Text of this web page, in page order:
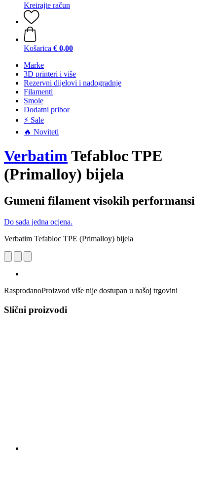
Kreirajte račun
Košarica € 0,00
Marke
3D printeri i više
Rezervni dijelovi i nadogradnje
Filamenti
Smole
Dodatni pribor
⚡ Sale
🔥 Noviteti
VerbatimTefabloc TPE
(Primalloy) bijela
Gumeni filament visokih performansi
Do sada jedna ocjena.
Verbatim Tefabloc TPE (Primalloy) bijela
RasprodanoProizvod više nije dostupan u našoj trgovini
Slični proizvodi